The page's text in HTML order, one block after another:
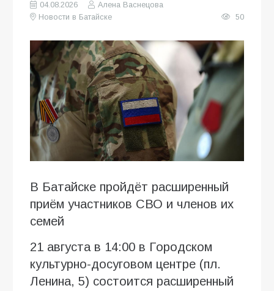
04.08.2026
Алена Васнецова
Новости в Батайске
50
В Батайске пройдёт расширенный
приём участников СВО и членов их
семей
21 августа в 14:00 в Городском
культурно-досуговом центре (пл.
Ленина, 5) состоится расширенный